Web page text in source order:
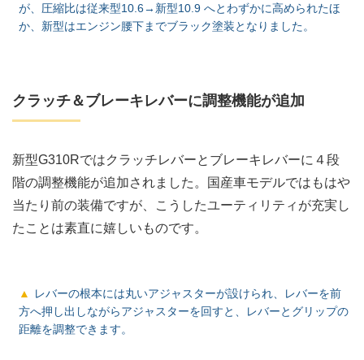
が、圧縮比は従来型10.6→新型10.9 へとわずかに高められたほ
か、新型はエンジン腰下までブラック塗装となりました。
クラッチ＆ブレーキレバーに調整機能が追加
新型G310Rではクラッチレバーとブレーキレバーに４段
階の調整機能が追加されました。国産車モデルではもはや
当たり前の装備ですが、こうしたユーティリティが充実し
たことは素直に嬉しいものです。
レバーの根本には丸いアジャスターが設けられ、レバーを前
方へ押し出しながらアジャスターを回すと、レバーとグリップの
距離を調整できます。